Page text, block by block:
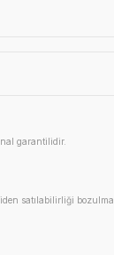
garantilidir.
satılabilirliği